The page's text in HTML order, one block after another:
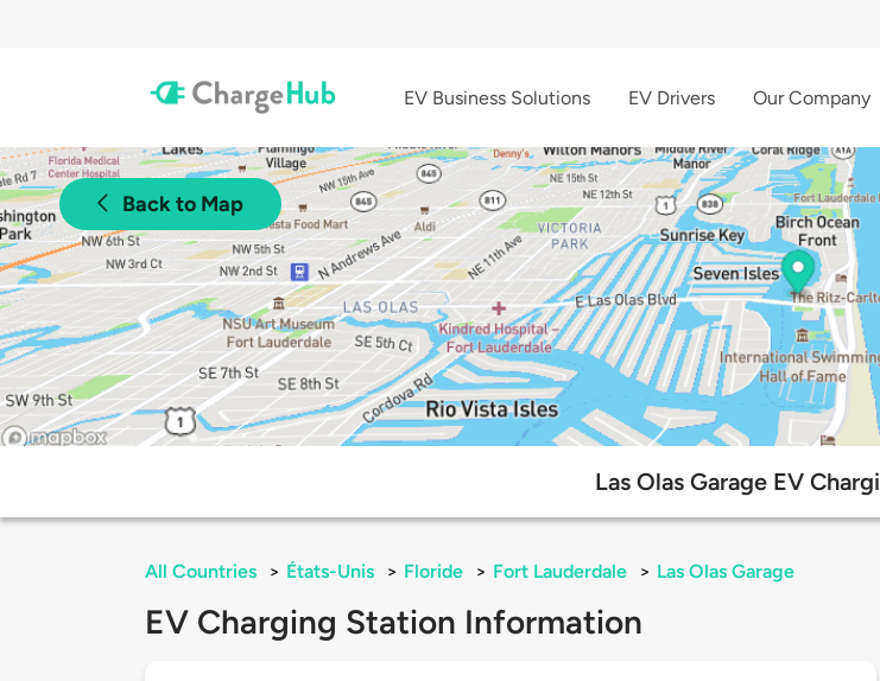
EV Business Solutions EV Drivers Our Company
Back to Map
Las Olas Garage EV
All Countries > États-Unis > Floride > Fort Lauderdale > Las Olas Garage
EV Charging Station Information